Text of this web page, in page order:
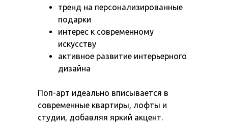
тренд на персонализированные
подарки
интерес к современному
искусству
активное развитие интерьерного
дизайна
Поп-арт идеально вписывается в
современные квартиры, лофты и
студии, добавляя яркий акцент.